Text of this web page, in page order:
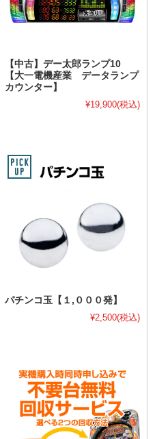
【中古】デー太郎ランプ10
【大一電機産業 データランプ
カウンター】
¥19,900(税込)
パチンコ玉【１,０００発】
¥2,500(税込)